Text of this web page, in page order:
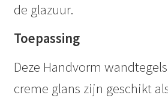
de glazuur.
Toepassing
Deze Handvorm
creme glans zijn geschikt